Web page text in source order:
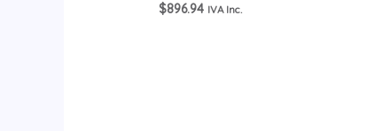
$896.94 IVA Inc.